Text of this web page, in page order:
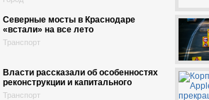
Северные мосты в Краснодаре
«встали» на все лето
Транспорт
Власти рассказали об особенностях
реконструкции и капитального
Транспорт